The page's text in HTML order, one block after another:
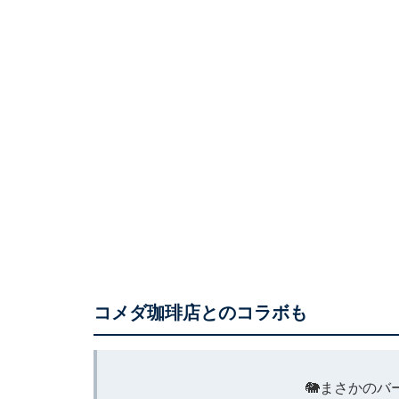
コメダ珈琲店とのコラボも
🐘まさかのバ